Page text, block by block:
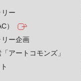
ー
）
ー企画
アートコモンズ」